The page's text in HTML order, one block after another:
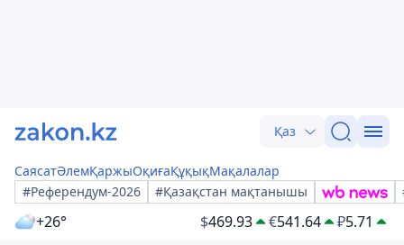
Қаз
СаясатӘлемҚаржыОқиғаҚұқықМақалалар
#Референдум-2026
#Қазақстан мақтанышы
+26° $469.93 €541.64 ₽5.71